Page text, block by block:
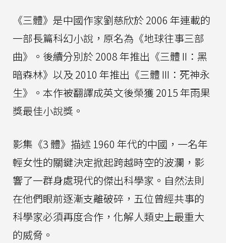
《三體》是中國作家劉慈欣於 2006 年連載的
一部長篇科幻小說，原名為《地球往事三部
曲》。後續分別於 2008 年推出《三體 II：黑
暗森林》以及 2010 年推出《三體 III：死神永
生》。本作被翻譯成英文後榮獲 2015 年雨果
獎最佳小說獎。
影集《3 體》描述 1960 年代的中國，一名年
輕女性的關鍵決定掀起跨越時空的波瀾，影
響了一群身處現代的傑出科學家。自然法則
在他們眼前逐漸支離破碎，五位曾經共事的
科學家必須再度合作，化解人類史上最重大
的威脅。